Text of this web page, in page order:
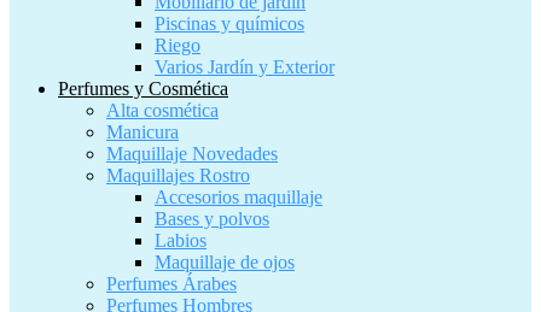
Piscinas y químicos
Riego
Varios Jardín y Exterior
Perfumes y Cosmética
Alta cosmética
Manicura
Maquillaje Novedades
Maquillajes Rostro
Accesorios maquillaje
Bases y polvos
Labios
Maquillaje de ojos
Perfumes Árabes
Perfumes Hombres